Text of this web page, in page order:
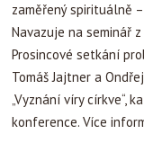
zaměřený spirituálně
Navazuje na seminář
Prosincové setkání
Tomáš Jajtner a
„Vyznání víry církve“,
konference. Více